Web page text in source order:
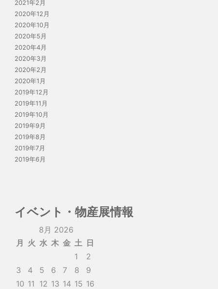
2021年2月
2020年12月
2020年10月
2020年5月
2020年4月
2020年3月
2020年2月
2020年1月
2019年12月
2019年11月
2019年10月
2019年9月
2019年8月
2019年7月
2019年6月
イベント・物産展情報
8月 2026
月 火 水 木 金 土 日
1
2
3
4 5 6 7 8
9
10 11 12 13 14 15 16